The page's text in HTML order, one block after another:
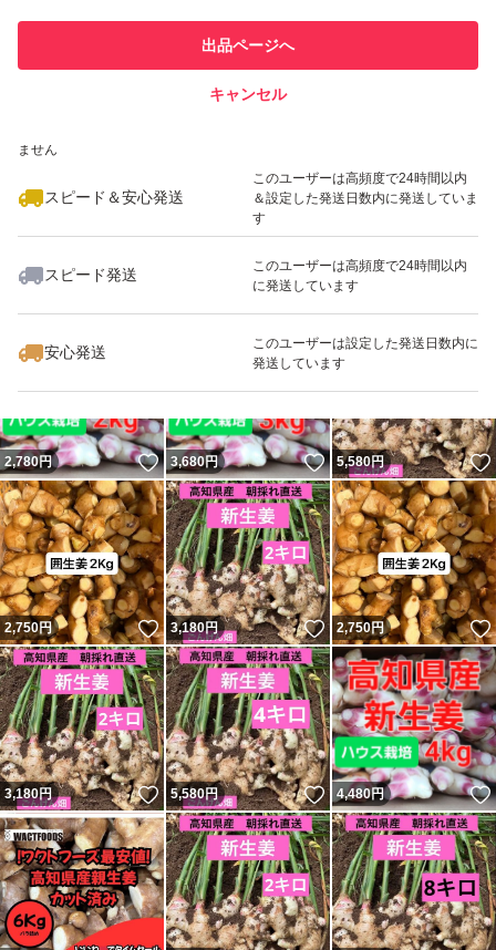
での取引実績があります
ません
スピード＆安心発送
このユーザーは高頻度で24時間以内
＆設定した発送日数内に発送していま
す
スピード発送
このユーザーは高頻度で24時間以内
に発送しています
安心発送
このユーザーは設定した発送日数内に
発送しています
出品ページへ
キャンセル
いいね！
1,840
2,780円 いいね！
3,680円 いいね！
5,580円
2,750円 いいね！
3,180円 いいね！
2,750円
3,180円 いいね！
5,580円 いいね！
4,480円